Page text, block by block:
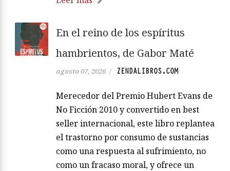
En el reino de los espíritus
hambrientos, de Gabor Maté
agosto 07, 2026 / ZENDALIBROS.COM
Merecedor del Premio Hubert Evans de
No Ficción 2010 y convertido en best
seller internacional, este libro replantea
el trastorno por consumo de sustancias
como una respuesta al sufrimiento, no
como un fracaso moral, y ofrece un